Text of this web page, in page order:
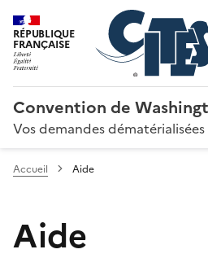
RÉPUBLIQUE
FRANÇAISE
Convention de
Vos demandes
Accueil Aide
Aide